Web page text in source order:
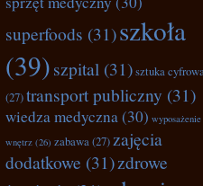
superfoods (31)szkoła
(39)szpital (31)sztuka
(27)transport publiczny (31)
wiedza medyczna(30) wyposażenie
wnętrz (26) zabawa(27) zajęcia
dodatkowe (31)zdrowe